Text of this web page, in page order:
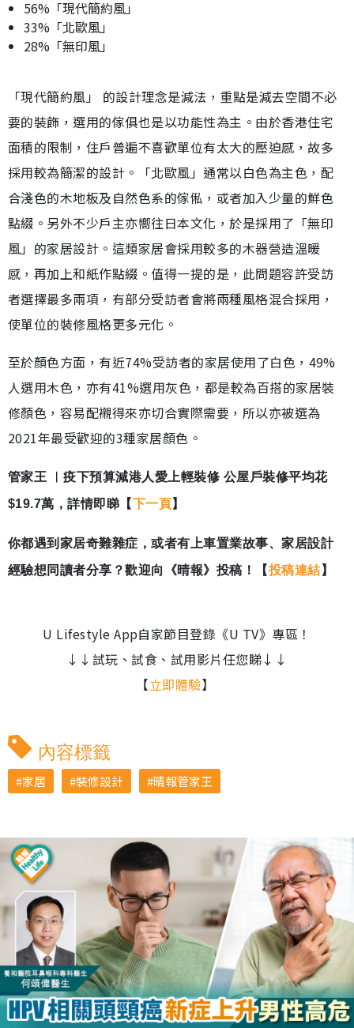
56%「現代簡約風」
33%「北歐風」
28%「無印風」
「現代簡約風」 的設計理念是減法，重點是減去空間不必
要的裝飾，選用的傢俱也是以功能性為主。由於香港住宅
面積的限制，住戶普遍不喜歡單位有太大的壓迫感，故多
採用較為簡潔的設計。「北歐風」通常以白色為主色，配
合淺色的木地板及自然色系的傢俬，或者加入少量的鮮色
點綴。另外不少戶主亦嚮往日本文化，於是採用了「無印
風」的家居設計。這類家居會採用較多的木器營造溫暖
感，再加上和紙作點綴。值得一提的是，此問題容許受訪
者選擇最多兩項，有部分受訪者會將兩種風格混合採用，
使單位的裝修風格更多元化。
至於顏色方面，有近74%受訪者的家居使用了白色，49%
人選用木色，亦有41%選用灰色，都是較為百搭的家居裝
修顏色，容易配襯得來亦切合實際需要，所以亦被選為
2021年最受歡迎的3種家居顏色。
管家王 ︳疫下預算減港人愛上輕裝修 公屋戶裝修平均花
$19.7萬，詳情即睇【下一頁】
你都遇到家居奇難雜症，或者有上車置業故事、家居設計
經驗想同讀者分享？歡迎向《晴報》投稿！【投稿連結 】
U Lifestyle App自家節目登錄《U TV》專區！
↓↓試玩、試食、試用影片任您睇↓↓
【立即體驗】
內容標籤
家居 裝修設計 晴報管家王